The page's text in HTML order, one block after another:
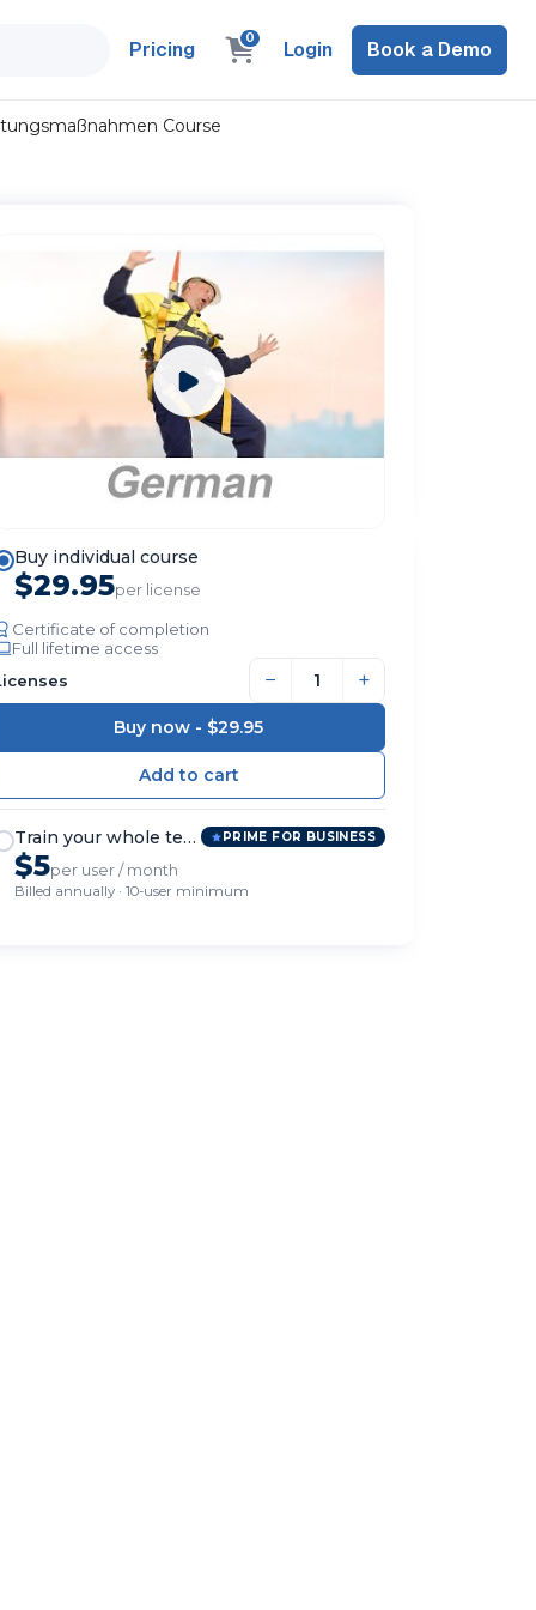
Pricing 0 Login Book a Demo
Course
Buy individual course
$29.95per license
Certificate of completion
Full lifetime access
− +
Buy now - $29.95
Train your whole team PRIME FOR BUSINESS
$5per user / month
Billed annually · 10-user minimum